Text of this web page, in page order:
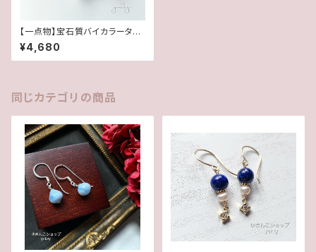
【一点物】宝石質バイカラータン
ザナイト✽ドロップ✽14kgf/ア
メリカンピアス
¥4,680
同じカテゴリの商品